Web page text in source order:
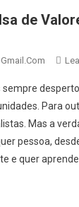
de
sempre
Para
Mas a
pessoa,
e quer